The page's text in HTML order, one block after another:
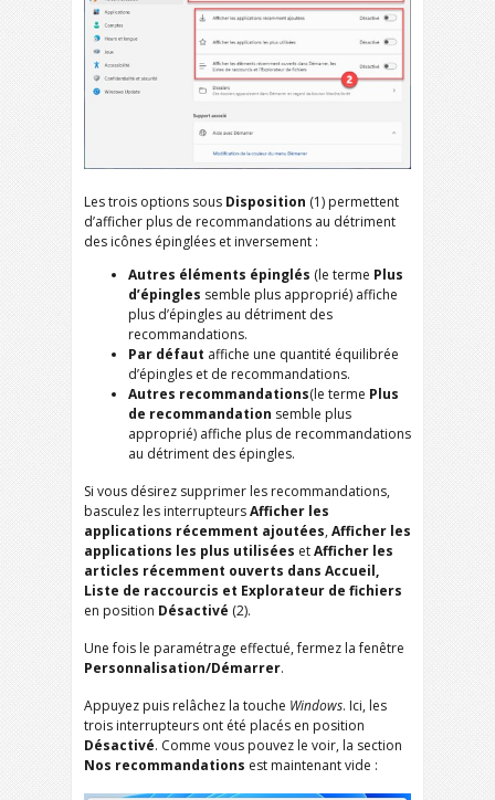
Les trois options sous Disposition (1) permettent
d’afficher plus de recommandations au détriment
des icônes épinglées et inversement :
Autres éléments épinglés (le terme Plus
d’épingles semble plus approprié) affiche
plus d’épingles au détriment des
recommandations.
Par défaut affiche une quantité équilibrée
d’épingles et de recommandations.
Autres recommandations(le terme Plus
de recommandation semble plus
approprié) affiche plus de recommandations
au détriment des épingles.
Si vous désirez supprimer les recommandations,
basculez les interrupteursAfficher les
applications récemment ajoutées,Afficher les
applications les plus utilisées etAfficher les
articles récemment ouverts dans Accueil,
Liste de raccourcis et Explorateur de fichiers
en position Désactivé (2).
Une fois le paramétrage effectué, fermez la fenêtre
Personnalisation/Démarrer.
Appuyez puis relâchez la touche Windows. Ici, les
trois interrupteurs ont été placés en position
Désactivé. Comme vous pouvez le voir, la section
Nos recommandations est maintenant vide :